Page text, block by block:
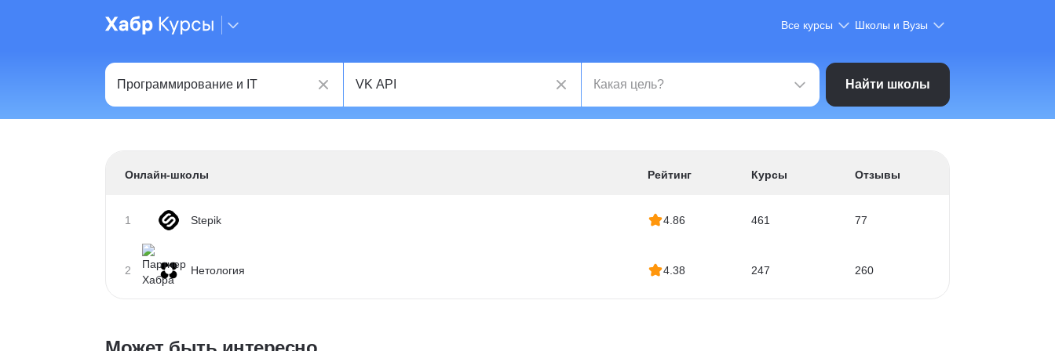
Все курсы Школы и Вузы
Найти школы
Онлайн-школы Рейтинг Курсы Отзывы
1 Stepik 4.86 461 77
2 Нетология 4.38 247 260